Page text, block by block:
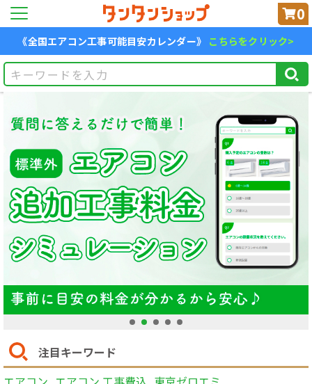
0
《全国エアコン工事可能目安カレンダー》 こちらをクリック>
1 2 3 4 5
注目キーワード